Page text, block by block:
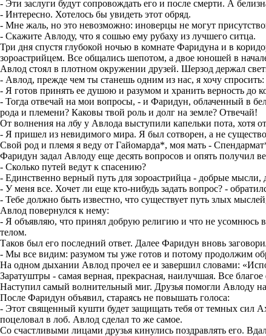
- Эти заслуги будут сопровождать его и после смерти. А
- Интересно. Хотелось бы увидеть этот обряд.
- Мне жаль, но это невозможно: иноверцы не могут
- Скажите Авлоду, что я сошью ему рубаху из лучшего ситца.
Три дня спустя глубокой ночью в комнате Фаридуна и в
зороастрийцем. Все общались шепотом, а двое юношей в
Авлод стоял в плотном окружении друзей. Шерзод держал
- Авлод, прежде чем ты станешь одним из нас, я хочу
- Я готов принять ее душою и разумом и хранить верность до
- Тогда отвечай на мои вопросы, - и Фаридун, облаченный в
рода и племени? Каковы твой роль и долг на земле? Отвечай!
От волнения на лбу у Авлода выступили капельки пота, хотя
- Я пришел из невидимого мира. Я был сотворен, а не
Свой род и племя я веду от Гайомарда*, моя мать -
Фаридун задал Авлоду еще десять вопросов и опять получил
- Сколько путей ведут к спасению?
- Единственно верный путь для зороастрийца - добрые мысли,
- У меня все. Хочет ли еще кто-нибудь задать вопрос? -
- Тебе должно быть известно, что существует путь злых
Авлод повернулся к нему:
- Я объявляю, что принял добрую религию и что не усомнюсь
телом.
Таков был его последний ответ. Далее Фаридун вновь
- Мы все видим: разумом ты уже готов и потому продолжим
На одном дыхании Авлод прочел ее и завершил словами:
Заратуштры - самая верная, прекрасная, наилучшая. Все
Наступил самый волнительный миг. Друзья помогли Авлоду
После Фаридун объявил, стараясь не повышать голоса:
- Этот священный кушти будет защищать тебя от темных сил
поцеловал в лоб. Авлод сделал то же самое.
Со счастливыми лицами друзья кинулись поздравлять его.